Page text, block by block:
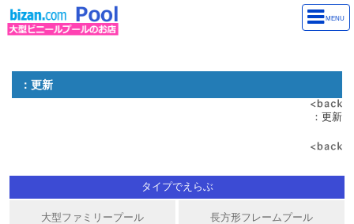
該当するニュースマスタ情報が見つかりません ID:147
MENU
：更新
：更新
タイプでえらぶ
大型ファミリープール 長方形フレームプール